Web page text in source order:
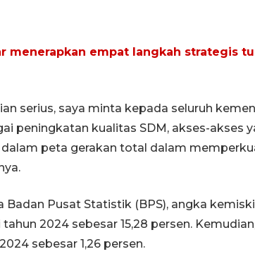
menerapkan empat langkah strategis
serius, saya minta kepada seluruh
peningkatan kualitas SDM, akses-akses
peta gerakan total dalam
Badan Pusat Statistik (BPS), angka
2024 sebesar 15,28 persen.
sebesar 1,26 persen.